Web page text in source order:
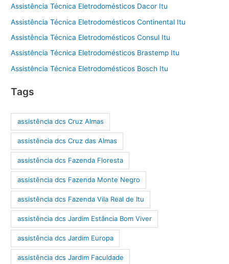
Assistência Técnica Eletrodomésticos Dacor Itu
Assistência Técnica Eletrodomésticos Continental Itu
Assistência Técnica Eletrodomésticos Consul Itu
Assistência Técnica Eletrodomésticos Brastemp Itu
Assistência Técnica Eletrodomésticos Bosch Itu
Tags
assistência dcs Cruz Almas
assistência dcs Cruz das Almas
assistência dcs Fazenda Floresta
assistência dcs Fazenda Monte Negro
assistência dcs Fazenda Vila Real de Itu
assistência dcs Jardim Estância Bom Viver
assistência dcs Jardim Europa
assistência dcs Jardim Faculdade